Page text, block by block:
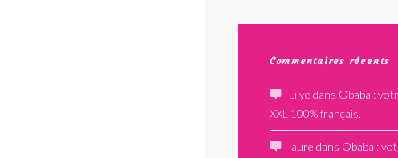
Commentaires récents
Lilye dans Obaba :
XXL 100% français.
laure dans Obaba :